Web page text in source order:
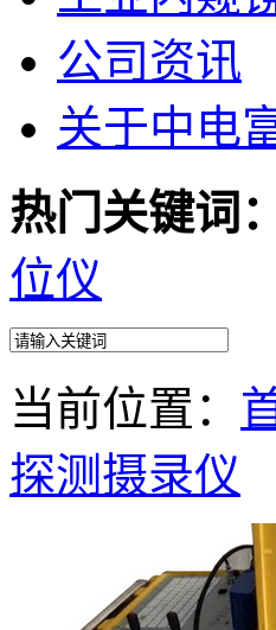
公司资讯
关于中电
热门关键词：
位仪
当前位置：
探测摄录仪